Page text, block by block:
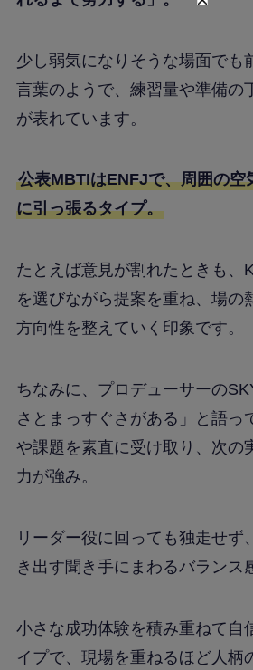
少し弱気になりそうな場面でも
言葉のようで、練習量や準備の
が表れています。
公表MBTIはENFJで、周囲の空
に引っ張るタイプ。
たとえば意見が割れたときも、
を選びながら提案を重ね、場の
方向性を整えていく印象です。
ちなみに、プロデューサーの
さとまっすぐさがある」と語っ
や課題を素直に受け取り、次の
力が強み。
リーダー役に回っても独走せず
き出す聞き手にまわるバランス
小さな成功体験を積み重ねて自
イプで、現場を重ねるほど人柄